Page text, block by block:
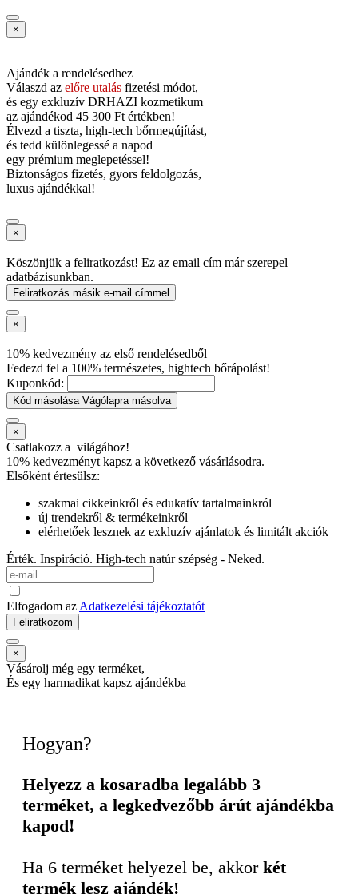
×
Ajándék a rendelésedhez
Válaszd az előre utalás fizetési módot,
és egy exkluzív DRHAZI kozmetikum
az ajándékod 45 300 Ft értékben!
Élvezd a tiszta, high-tech bőrmegújítást,
és tedd különlegessé a napod
egy prémium meglepetéssel!
Biztonságos fizetés, gyors feldolgozás,
luxus ajándékkal!
×
Köszönjük a feliratkozást! Ez az email cím már szerepel
adatbázisunkban.
Feliratkozás másik e-mail címmel
×
10% kedvezmény az első rendelésedből
Fedezd fel a 100% természetes, hightech bőrápolást!
Kuponkód:
Kód másolása Vágólapra másolva
×
Csatlakozz a világához!
10% kedvezményt kapsz a következő vásárlásodra.
Elsőként értesülsz:
szakmai cikkeinkről és edukatív tartalmainkról
új trendekről & termékeinkről
elérhetőek lesznek az exkluzív ajánlatok és limitált akciók
Érték. Inspiráció. High-tech natúr szépség - Neked.
Elfogadom az Adatkezelési tájékoztatót
Feliratkozom
×
Vásárolj még egy terméket,
És egy harmadikat kapsz ajándékba
Hogyan?
Helyezz a kosaradba legalább 3
terméket, a legkedvezőbb árút ajándékba
kapod!
Ha 6 terméket helyezel be, akkor két
termék lesz ajándék!